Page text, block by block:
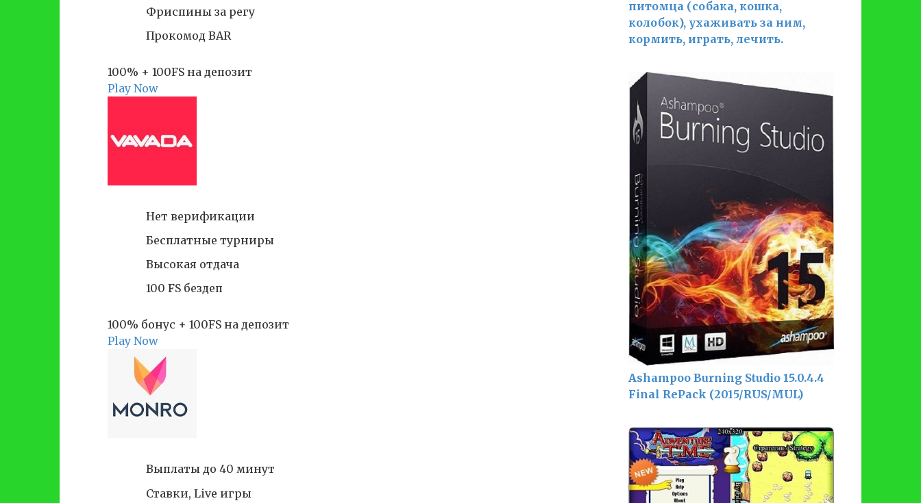
Фриспины за регу
Прокомод BAR
100% + 100FS на депозит
Play Now
Нет верификации
Бесплатные турниры
Высокая отдача
100 FS бездеп
100% бонус + 100FS на депозит
Play Now
Выплаты до 40 минут
Ставки, Live игры
питомца (собака, кошка,
колобок), ухаживать за ним,
кормить, играть, лечить.
Ashampoo Burning Studio 15.0.4.4
Final RePack (2015/RUS/MUL)